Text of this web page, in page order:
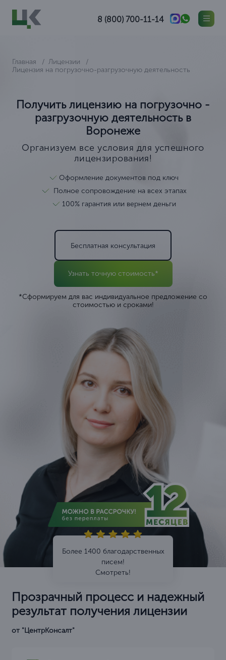
8 (800) 700-11-14
Главная
Лицензии
Лицензия на погрузочно-разгрузочную деятельность
Получить лицензию на погрузочно -
разгрузочную деятельность в
Воронеже
Организуем все условия для успешного
лицензирования!
Оформление документов под ключ
Полное сопровождение на всех этапах
100% гарантия или вернем деньги
Бесплатная консультация
Узнать точную стоимость*
*Сформируем для вас индивидуальное предложение со
стоимостью и сроками!
Более 1400 благодарственных
писем!
Смотреть!
Прозрачный процесс и надежный
результат получения лицензии
от "ЦентрКонсалт"